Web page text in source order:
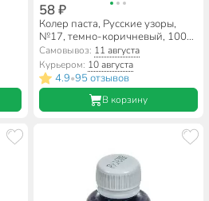
58 ₽
Колер паста, Русские узоры,
№17, темно-коричневый, 100
мл
Самовывоз: 11 августа
Курьером: 10 августа
4.9•95 отзывов
В корзину